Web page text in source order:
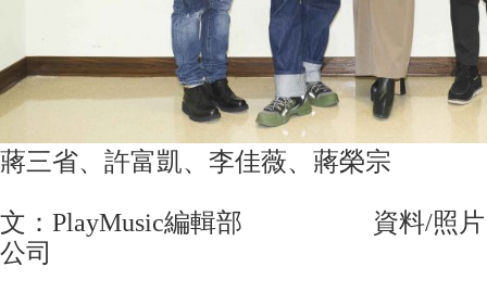
蔣三省、許富凱、李佳薇、蔣榮宗
文：PlayMusic編輯部 資料/照片：
公司